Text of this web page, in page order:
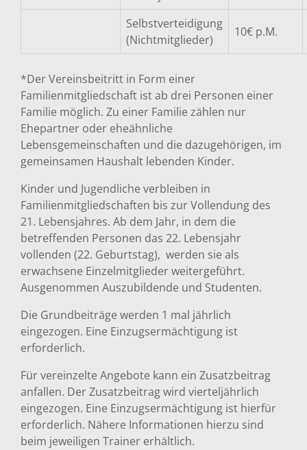
Selbstverteidigung
(Nichtmitglieder)
10€ p.M.
*Der Vereinsbeitritt in Form einer
Familienmitgliedschaft ist ab drei Personen einer
Familie möglich. Zu einer Familie zählen nur
Ehepartner oder eheähnliche
Lebensgemeinschaften und die dazugehörigen, im
gemeinsamen Haushalt lebenden Kinder.
Kinder und Jugendliche verbleiben in
Familienmitgliedschaften bis zur Vollendung des
21. Lebensjahres. Ab dem Jahr, in dem die
betreffenden Personen das 22. Lebensjahr
vollenden (22. Geburtstag), werden sie als
erwachsene Einzelmitglieder weitergeführt.
Ausgenommen Auszubildende und Studenten.
Die Grundbeiträge werden 1 mal jährlich
eingezogen. Eine Einzugsermächtigung ist
erforderlich.
Für vereinzelte Angebote kann ein Zusatzbeitrag
anfallen. Der Zusatzbeitrag wird vierteljährlich
eingezogen. Eine Einzugsermächtigung ist hierfür
erforderlich. Nähere Informationen hierzu sind
beim jeweiligen Trainer erhältlich.